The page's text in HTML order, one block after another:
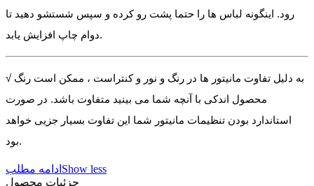
رود. اینگونه لباس ها را حتما پشت رو کرده و سپس شستشو دهید تا
دوام چاپ افزایش یابد.
√ به دلیل تفاوت مانیتور ها در رنگ و نور و کنتراست ، ممکن است رنگ
محصول اندکی با آنچه شما می بینید متفاوت باشد. در صورت
استاندارد بودن تنظیمات مانیتور شما این تفاوت بسیار جزیی خواهد
بود.
ادامه مطلب Show less
جزئیات محصول